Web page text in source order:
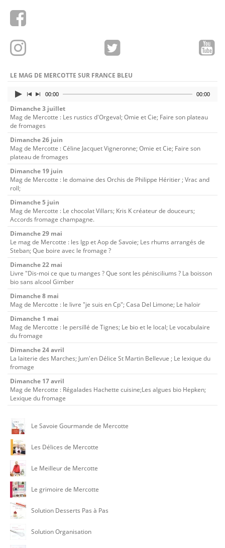
LE MAG DE MERCOTTE SUR FRANCE BLEU
00:00 00:00
Dimanche 3 juillet
Mag de Mercotte : Les rustics d'Orgeval; Omie et Cie; Faire son plateau
de fromages
Dimanche 26 juin
Mag de Mercotte : Céline Jacquet Vigneronne; Omie et Cie; Faire son
plateau de fromages
Dimanche 19 juin
Mag de Mercotte : le domaine des Orchis de Philippe Héritier ; Vrac and
roll;
Dimanche 5 juin
Mag de Mercotte : Le chocolat Villars; Kris K créateur de douceurs;
Accords fromage champagne.
Dimanche 29 mai
Le mag de Mercotte : les Igp et Aop de Savoie; Les rhums arrangés de
Steban; Que boire avec le fromage ?
Dimanche 22 mai
Livre "Dis-moi ce que tu manges ? Que sont les pénisciliums ? La boisson
bio sans alcool Gimber
Dimanche 8 mai
Mag de Mercotte : le livre "je suis en Cp"; Casa Del Limone; Le haloir
Dimanche 1 mai
Mag de Mercotte : le persillé de Tignes; Le bio et le local; Le vocabulaire
du fromage
Dimanche 24 avril
La laiterie des Marches; Jum'en Délice St Martin Bellevue ; Le lexique du
fromage
Dimanche 17 avril
Mag de Mercotte : Régalades Hachette cuisine;Les algues bio Hepken;
Lexique du fromage
Le Savoie Gourmande de Mercotte
Les Délices de Mercotte
Le Meilleur de Mercotte
Le grimoire de Mercotte
Solution Desserts Pas à Pas
Solution Organisation